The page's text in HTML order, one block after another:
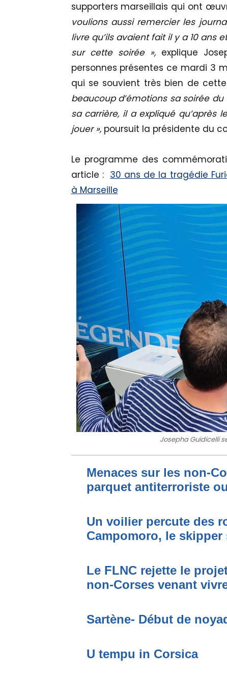
supporters marseillais qui ont
voulions aussi remercier les
livre qu’ils avaient fait il y a 10
sur cette soirée »,explique
personnes présentes ce mardi 3
qui se souvient très bien de
beaucoup d’émotions sa soirée
sa carrière, il a expliqué qu’après
jouer », poursuit la présidente du
Le programme des
article : 30 ans de la tragédie
à Marseille
Josepha Guidicelli
Menaces sur les non-
parquet antiterroriste
Un voilier percute des
Campomoro, le skipper
Le FLNC rejette le
non-Corses venant
Sartène- Début de
U tempu in Corsica